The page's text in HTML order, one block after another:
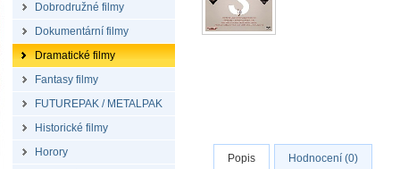
Dobrodružné filmy
Dokumentární filmy
Dramatické filmy
Fantasy filmy
FUTUREPAK / METALPAK
Historické filmy
Horory
Popis Hodnocení (0)